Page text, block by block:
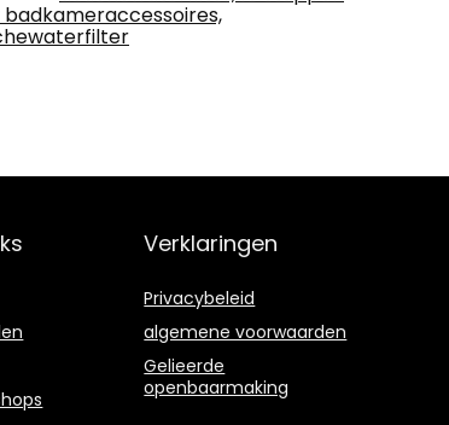
Verklaringen
Privacybeleid
algemene voorwaarden
Gelieerde
openbaarmaking